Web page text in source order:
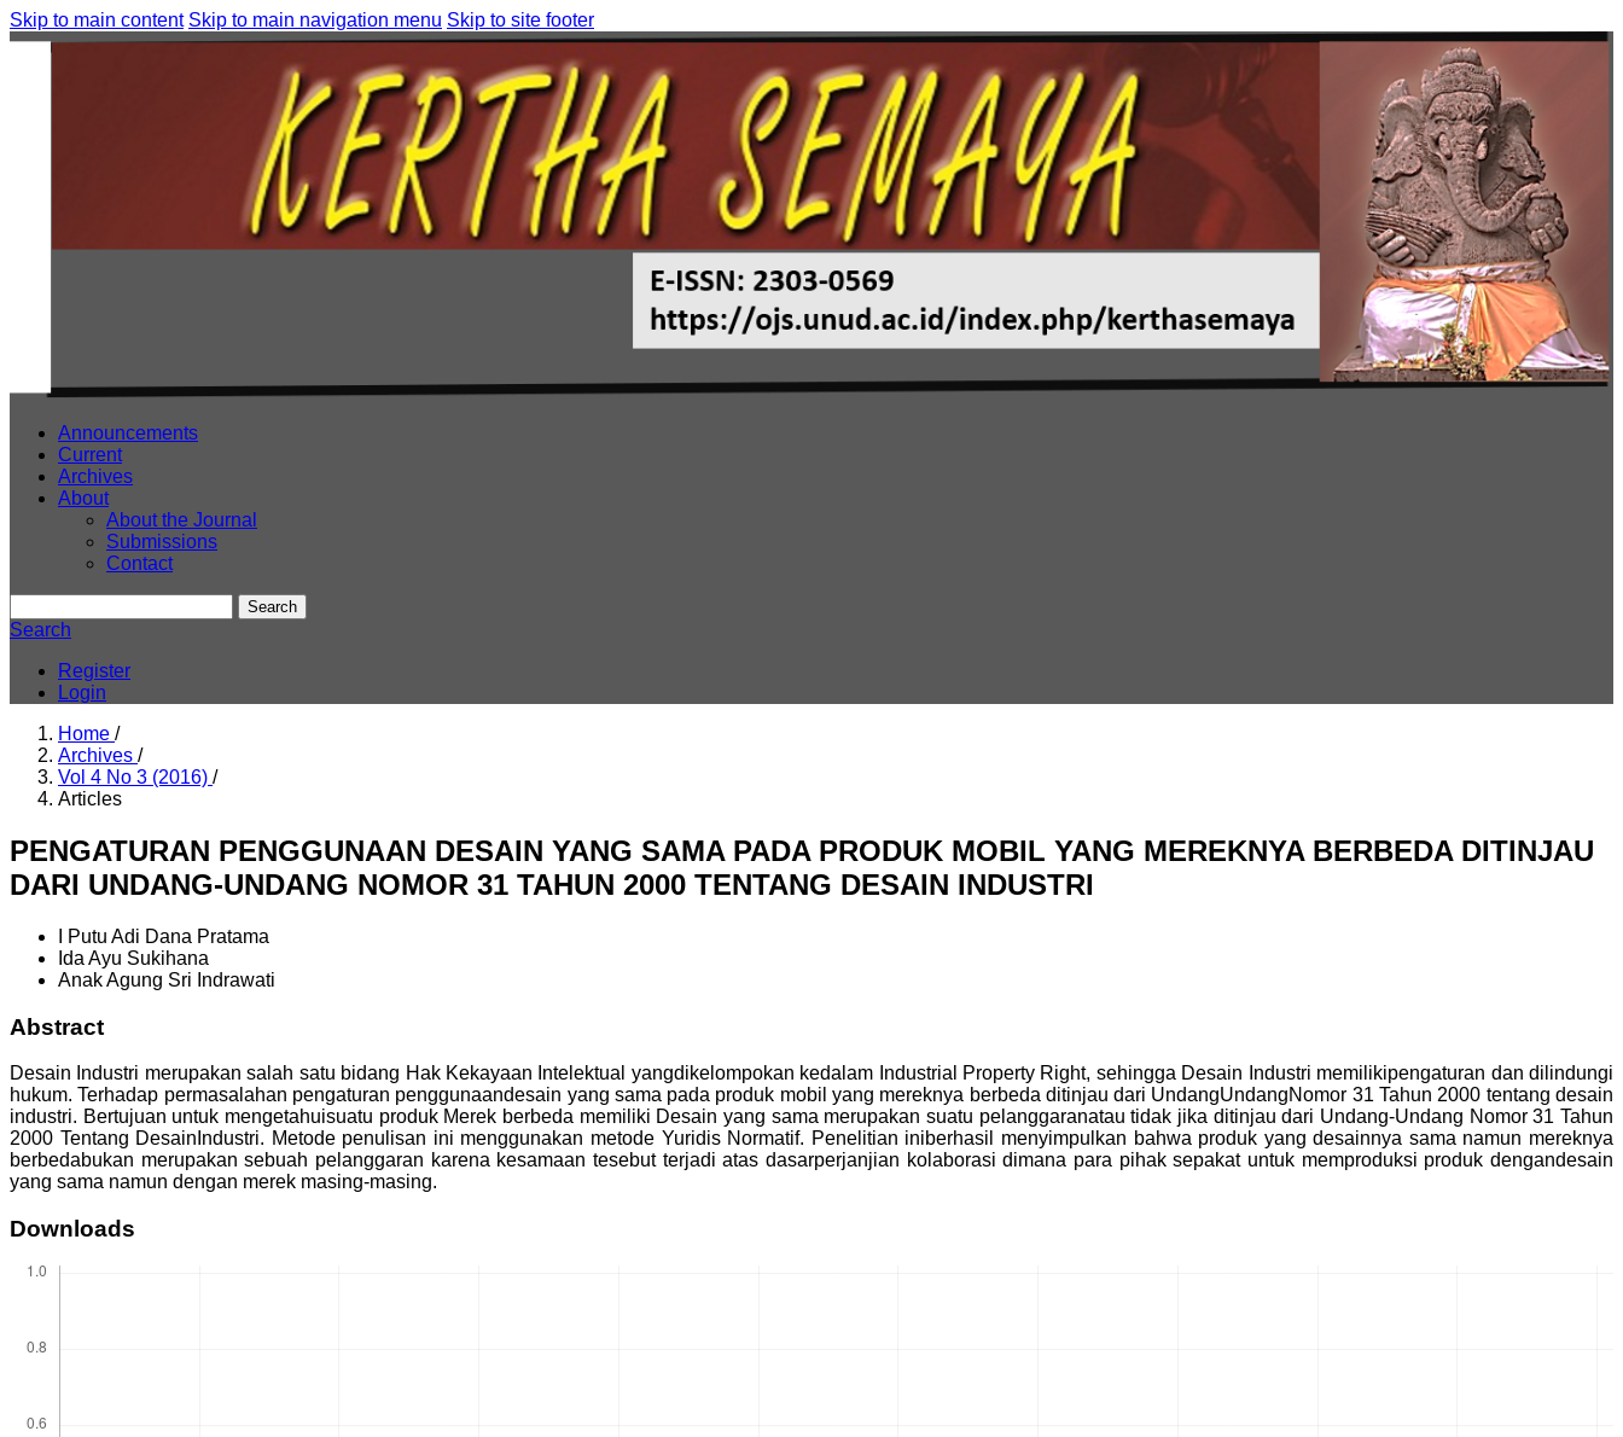
Skip to main content Skip to main navigation menu Skip to site footer
Announcements
Current
Archives
About
About the Journal
Submissions
Contact
Search
Search
Register
Login
Home /
Archives /
Vol 4 No 3 (2016) /
Articles
PENGATURAN PENGGUNAAN DESAIN YANG SAMA PADA PRODUK MOBIL YANG MEREKNYA BERBEDA DITINJAU
DARI UNDANG-UNDANG NOMOR 31 TAHUN 2000 TENTANG DESAIN INDUSTRI
I Putu Adi Dana Pratama
Ida Ayu Sukihana
Anak Agung Sri Indrawati
Abstract
Desain Industri merupakan salah satu bidang Hak Kekayaan Intelektual yangdikelompokan kedalam Industrial Property Right, sehingga Desain Industri memilikipengaturan dan dilindungi
hukum. Terhadap permasalahan pengaturan penggunaandesain yang sama pada produk mobil yang mereknya berbeda ditinjau dari UndangUndangNomor 31 Tahun 2000 tentang desain
industri. Bertujuan untuk mengetahuisuatu produk Merek berbeda memiliki Desain yang sama merupakan suatu pelanggaranatau tidak jika ditinjau dari Undang-Undang Nomor 31 Tahun
2000 Tentang DesainIndustri. Metode penulisan ini menggunakan metode Yuridis Normatif. Penelitian iniberhasil menyimpulkan bahwa produk yang desainnya sama namun mereknya
berbedabukan merupakan sebuah pelanggaran karena kesamaan tesebut terjadi atas dasarperjanjian kolaborasi dimana para pihak sepakat untuk memproduksi produk dengandesain
yang sama namun dengan merek masing-masing.
Downloads